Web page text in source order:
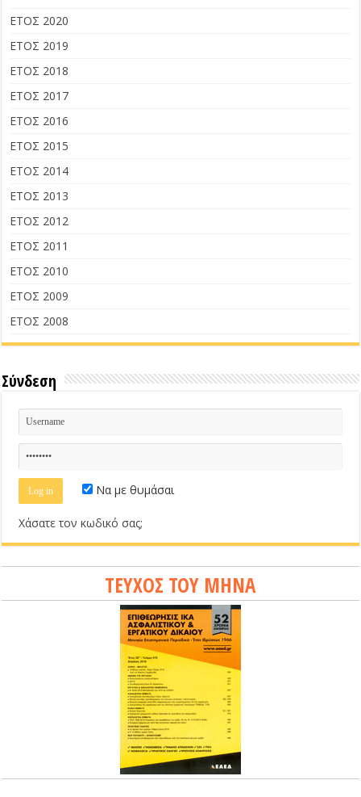
ΕΤΟΣ 2020
ΕΤΟΣ 2019
ΕΤΟΣ 2018
ΕΤΟΣ 2017
ΕΤΟΣ 2016
ΕΤΟΣ 2015
ΕΤΟΣ 2014
ΕΤΟΣ 2013
ΕΤΟΣ 2012
ΕΤΟΣ 2011
ΕΤΟΣ 2010
ΕΤΟΣ 2009
ΕΤΟΣ 2008
Σύνδεση
Να με θυμάσαι
Χάσατε τον κωδικό σας;
ΤΕΥΧΟΣ ΤΟΥ ΜΗΝΑ